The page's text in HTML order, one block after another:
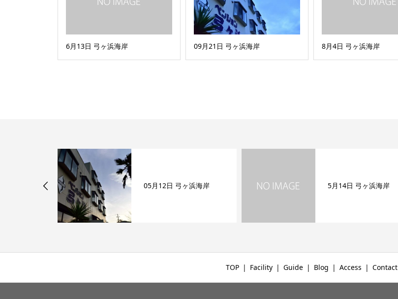
6月13日 弓ヶ浜海岸 09月21日 弓ヶ浜海岸 8月4日 弓ヶ浜海岸
05月12日 弓ヶ浜海岸 5月14日 弓ヶ浜海岸
TOP Facility Guide Blog Access Contact